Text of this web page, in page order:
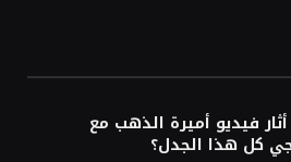
أثار فيديو أميرة الذهب مع
كل هذا الجدل؟